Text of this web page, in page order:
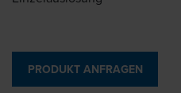
PRODUKT ANFRAGEN